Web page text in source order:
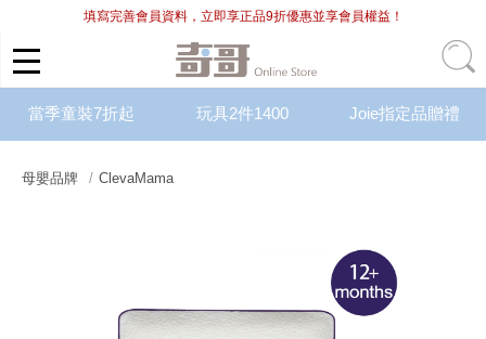
填寫完善會員資料，立即享正品9折優惠並享會員權益！
當季童裝7折起 玩具2件1400 Joie指定品贈禮
母嬰品牌 ClevaMama